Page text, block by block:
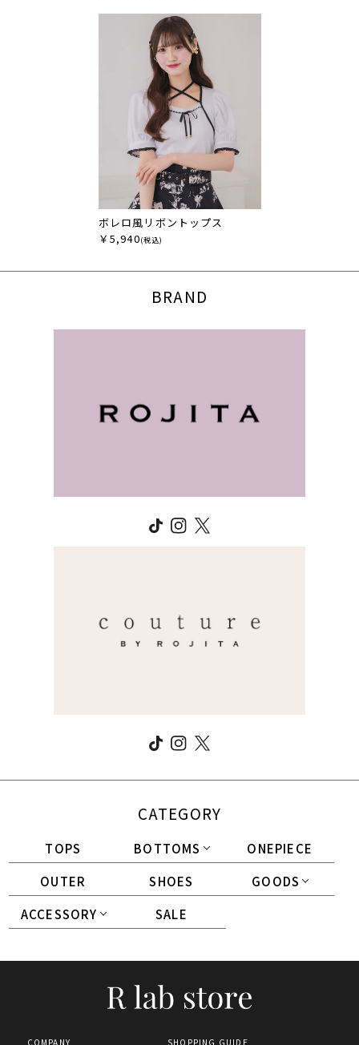
ボレロ風リボントップス
￥5,940(税込)
BRAND
CATEGORY
TOPS BOTTOMS
ONEPIECE
OUTER
SHOES
GOODS
ACCESSORY
SALE
COMPANY SHOPPING GUIDE